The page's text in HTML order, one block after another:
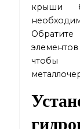
крыши
чтобы